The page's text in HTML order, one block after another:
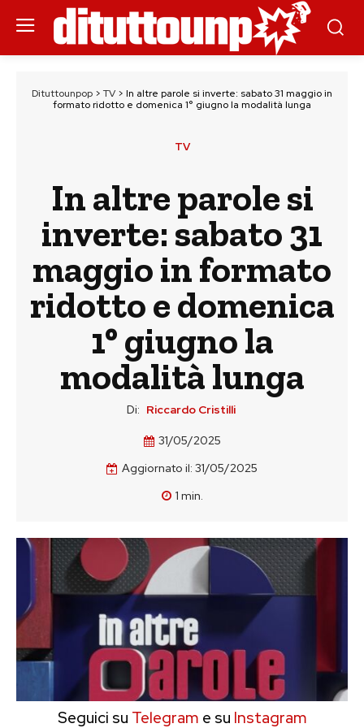
Dituttounpop > TV > In altre parole si inverte: sabato 31 maggio in
formato ridotto e domenica 1° giugno la modalità lunga
TV
In altre parole si
inverte: sabato 31
maggio in formato
ridotto e domenica
1° giugno la
modalità lunga
Di: Riccardo Cristilli
31/05/2025
Aggiornato il: 31/05/2025
1 min.
Seguici su Telegram e su Instagram